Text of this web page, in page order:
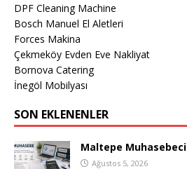
DPF Cleaning Machine
Bosch Manuel El Aletleri
Forces Makina
Çekmeköy Evden Eve Nakliyat
Bornova Catering
İnegöl Mobilyası
SON EKLENENLER
Maltepe Muhasebeci
Ağustos 5, 2026